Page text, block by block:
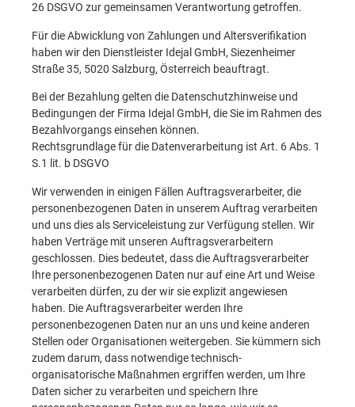
26 DSGVO zur gemeinsamen Verantwortung getroffen.
Für die Abwicklung von Zahlungen und Altersverifikation
haben wir den Dienstleister Idejal GmbH, Siezenheimer
Straße 35, 5020 Salzburg, Österreich beauftragt.
Bei der Bezahlung gelten die Datenschutzhinweise und
Bedingungen der Firma Idejal GmbH, die Sie im Rahmen des
Bezahlvorgangs einsehen können.
Rechtsgrundlage für die Datenverarbeitung ist Art. 6 Abs. 1
S.1 lit. b DSGVO
Wir verwenden in einigen Fällen Auftragsverarbeiter, die
personenbezogenen Daten in unserem Auftrag verarbeiten
und uns dies als Serviceleistung zur Verfügung stellen. Wir
haben Verträge mit unseren Auftragsverarbeitern
geschlossen. Dies bedeutet, dass die Auftragsverarbeiter
Ihre personenbezogenen Daten nur auf eine Art und Weise
verarbeiten dürfen, zu der wir sie explizit angewiesen
haben. Die Auftragsverarbeiter werden Ihre
personenbezogenen Daten nur an uns und keine anderen
Stellen oder Organisationen weitergeben. Sie kümmern sich
zudem darum, dass notwendige technisch-
organisatorische Maßnahmen ergriffen werden, um Ihre
Daten sicher zu verarbeiten und speichern Ihre